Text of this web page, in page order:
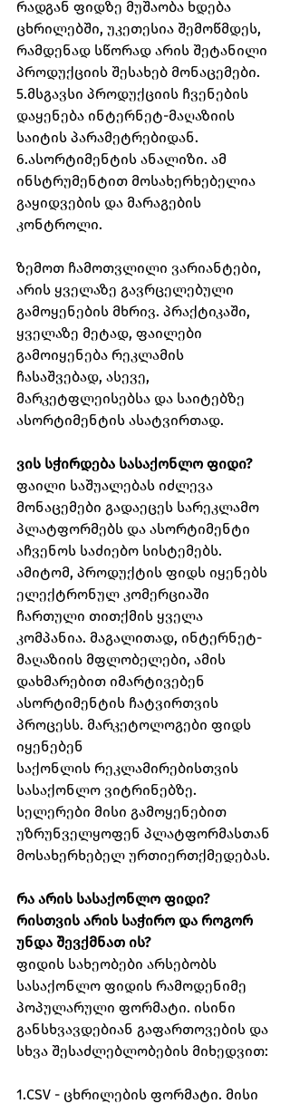
რადგან ფიდზე მუშაობა ხდება
ცხრილებში, უკეთესია შემოწმდეს,
რამდენად სწორად არის შეტანილი
პროდუქციის შესახებ მონაცემები.
5.მსგავსი პროდუქციის ჩვენების
დაყენება ინტერნეტ-მაღაზიის
საიტის პარამეტრებიდან.
6.ასორტიმენტის ანალიზი. ამ
ინსტრუმენტით მოსახერხებელია
გაყიდვების და მარაგების
კონტროლი.
ზემოთ ჩამოთვლილი ვარიანტები,
არის ყველაზე გავრცელებული
გამოყენების მხრივ. პრაქტიკაში,
ყველაზე მეტად, ფაილები
გამოიყენება რეკლამის
ჩასაშვებად, ასევე,
მარკეტფლეისებსა და საიტებზე
ასორტიმენტის ასატვირთად.
ვის სჭირდება სასაქონლო ფიდი?
ფაილი საშუალებას იძლევა
მონაცემები გადაეცეს სარეკლამო
პლატფორმებს და ასორტიმენტი
აჩვენოს საძიებო სისტემებს.
ამიტომ, პროდუქტის ფიდს იყენებს
ელექტრონულ კომერციაში
ჩართული თითქმის ყველა
კომპანია. მაგალითად, ინტერნეტ-
მაღაზიის მფლობელები, ამის
დახმარებით იმარტივებენ
ასორტიმენტის ჩატვირთვის
პროცესს. მარკეტოლოგები ფიდს
იყენებენ
საქონლის რეკლამირებისთვის
სასაქონლო ვიტრინებზე.
სელერები მისი გამოყენებით
უზრუნველყოფენ პლატფორმასთან
მოსახერხებელ ურთიერთქმედებას.
რა არის სასაქონლო ფიდი?
რისთვის არის საჭირო და როგორ
უნდა შევქმნათ ის?
ფიდის სახეობები არსებობს
სასაქონლო ფიდის რამოდენიმე
პოპულარული ფორმატი. ისინი
განსხვავდებიან გაფართოვების და
სხვა შესაძლებლობების მიხედვით:
1.CSV - ცხრილების ფორმატი. მისი